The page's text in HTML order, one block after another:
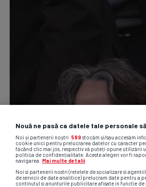
Nouă ne pasă ca datele tale personale
Noi și partenerii noștri 589 stocăm și/sau accesăm
cookie unici pentru prelucrarea datelor cu caracter
făcând clic mai jos, respectiv vă puteți opune utilizării
politica de confidențialitate. Aceste alegeri vor fi
navigarea.
Mai multe detalii
Noi si partenerii nostri (retelele de socializare si
de servicii de date analitice) prelucram date pentru a
continutul si anunturile publicitare afisate in functie de